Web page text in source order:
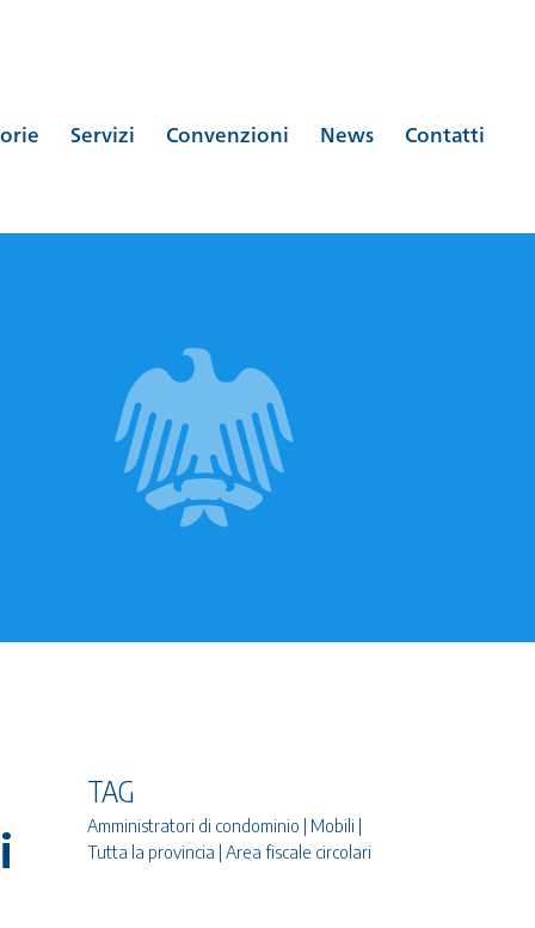
Servizi Convenzioni News Contatti
TAG
Amministratori di condominio | Mobili |
Tutta la provincia | Area fiscale circolari